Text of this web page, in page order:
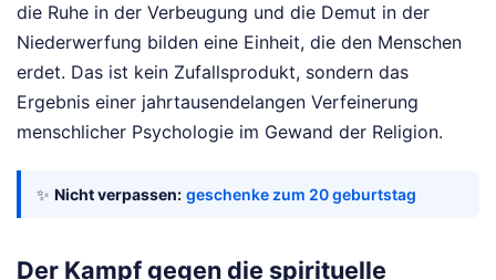
die Ruhe in der Verbeugung und die Demut in der
Niederwerfung bilden eine Einheit, die den Menschen
erdet. Das ist kein Zufallsprodukt, sondern das
Ergebnis einer jahrtausendelangen Verfeinerung
menschlicher Psychologie im Gewand der Religion.
✨ Nicht verpassen: geschenke zum 20 geburtstag
Der Kampf gegen die spirituelle